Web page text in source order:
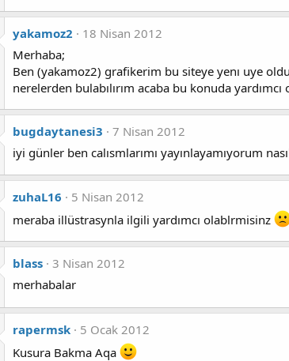
yakamoz2
18 Nisan 2012
Merhaba;
Ben (yakamoz2) grafikerim bu siteye yenı uye
nerelerden bulabılırım acaba bu konuda yardımcı
bugdaytanesi3
7 Nisan 2012
iyi günler ben calısmlarımı yayınlayamıyorum
zuhaL16
5 Nisan 2012
meraba illüstrasynla ilgili yardımcı olablrmisinz
blass 3 Nisan 2012
merhabalar
rapermsk
5 Ocak 2012
Kusura Bakma Aqa